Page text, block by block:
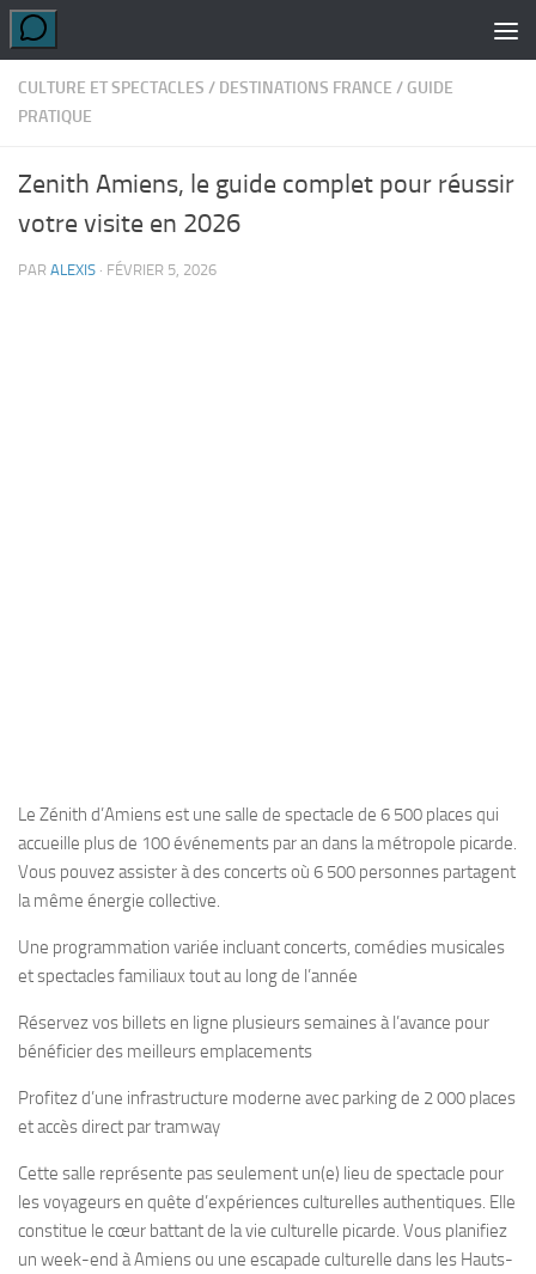
Skip to content
CULTURE ET SPECTACLES / DESTINATIONS FRANCE / GUIDE
PRATIQUE
Zenith Amiens, le guide complet pour réussir
votre visite en 2026
PAR ALEXIS · FÉVRIER 5, 2026
Le Zénith d’Amiens est une salle de spectacle de 6 500 places qui
accueille plus de 100 événements par an dans la métropole picarde.
Vous pouvez assister à des concerts où 6 500 personnes partagent
la même énergie collective.
Une programmation variée incluant concerts, comédies musicales
et spectacles familiaux tout au long de l’année
Réservez vos billets en ligne plusieurs semaines à l’avance pour
bénéficier des meilleurs emplacements
Profitez d’une infrastructure moderne avec parking de 2 000 places
et accès direct par tramway
Cette salle représente pas seulement un(e) lieu de spectacle pour
les voyageurs en quête d’expériences culturelles authentiques. Elle
constitue le cœur battant de la vie culturelle picarde. Vous planifiez
un week-end à Amiens ou une escapade culturelle dans les Hauts-